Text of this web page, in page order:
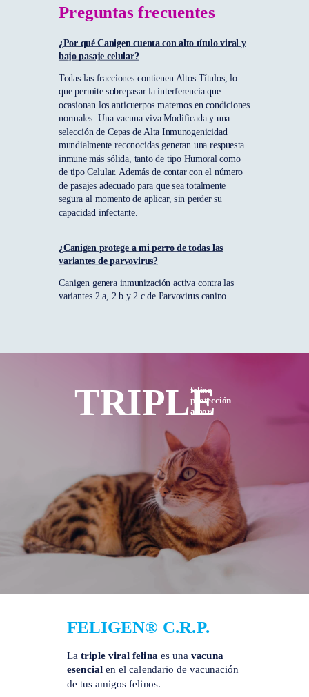
FELIGEN® C.R.P.
Latriple viral felina es una vacuna
esencialen el calendario de vacunación
de tus amigos felinos.
TRIPLE
felina
protección
amor
¿Por qué Canigen cuenta con alto título viral y
bajo pasaje celular?
Todas las fracciones contienen Altos Títulos, lo
que permite sobrepasar la interferencia que
ocasionan los anticuerpos maternos en condiciones
normales. Una vacuna viva Modificada y una
selección de Cepas de Alta Inmunogenicidad
mundialmente reconocidas generan una respuesta
inmune más sólida, tanto de tipo Humoral como
de tipo Celular. Además de contar con el número
de pasajes adecuado para que sea totalmente
segura al momento de aplicar, sin perder su
capacidad infectante.
¿Canigen protege a mi perro de todas las
variantes de parvovirus?
Canigen genera inmunización activa contra las
variantes 2 a, 2 b y 2 c de Parvovirus canino.
Preguntas frecuentes